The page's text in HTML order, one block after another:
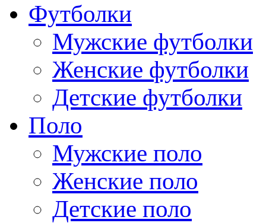
Футболки
Мужские футболки
Женские футболки
Детские футболки
Поло
Мужские поло
Женские поло
Детские поло